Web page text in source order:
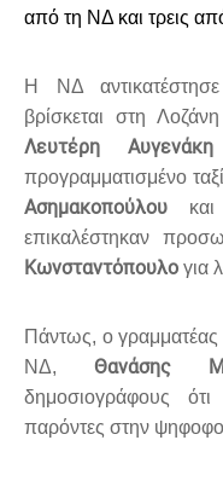
από τη ΝΔ και τρεις
Η ΝΔ
βρίσκεται στη
Λευτέρη Αυγενάκη
προγραμματισμένο
Ασημακοπούλου
επικαλέστηκαν
Κωνσταντόπουλο για
Πάντως, ο γραμματέας
ΝΔ, Θανάσης
δημοσιογράφους
παρόντες στην